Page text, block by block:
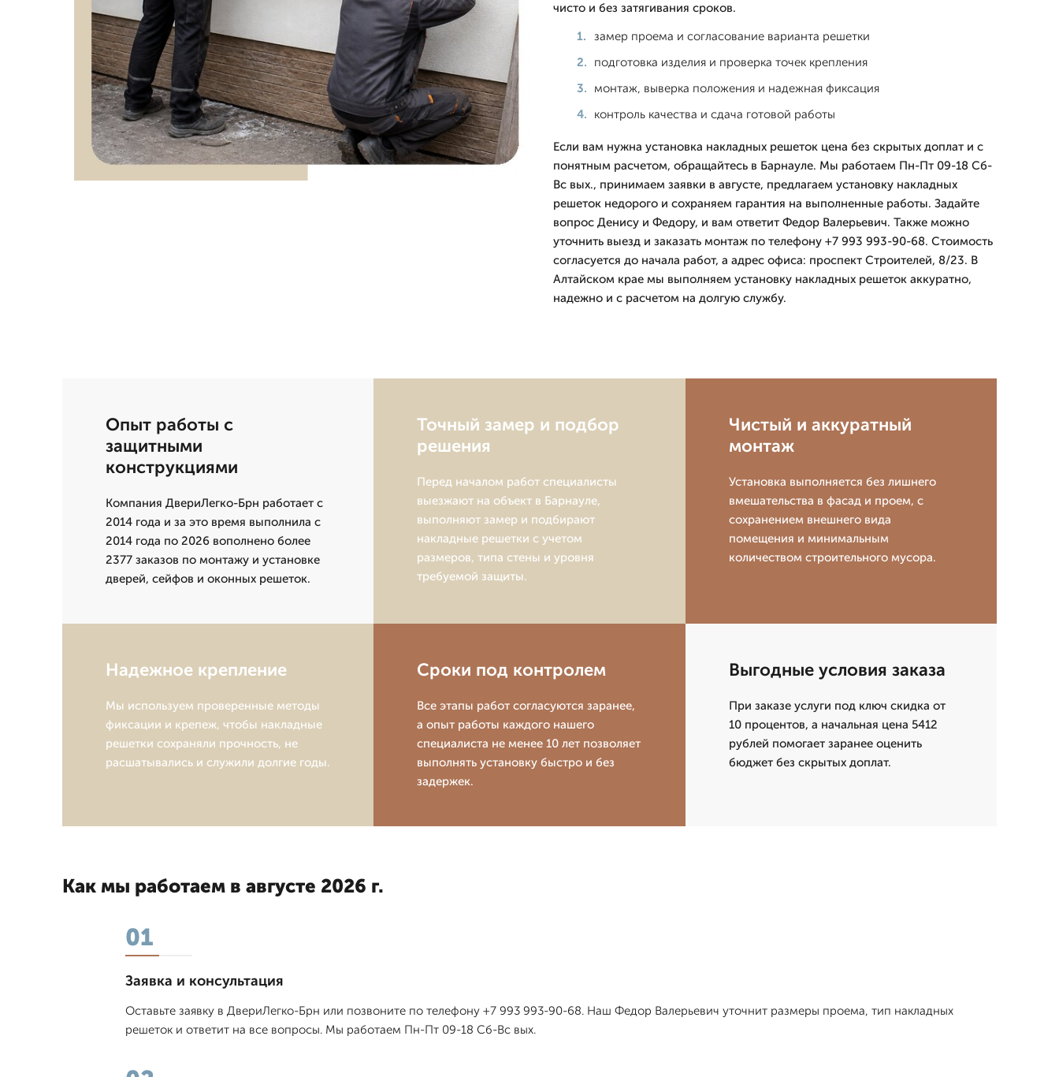
чисто и без затягивания сроков.
замер проема и согласование варианта решетки
подготовка изделия и проверка точек крепления
монтаж, выверка положения и надежная фиксация
контроль качества и сдача готовой работы
Если вам нужна установка накладных решеток цена без скрытых доплат и с
понятным расчетом, обращайтесь в Барнауле. Мы работаем Пн-Пт 09-18 Сб-
Вс вых., принимаем заявки в августе, предлагаем установку накладных
решеток недорого и сохраняем гарантия на выполненные работы. Задайте
вопрос Денису и Федору, и вам ответит Федор Валерьевич. Также можно
уточнить выезд и заказать монтаж по телефону +7 993 993-90-68. Стоимость
согласуется до начала работ, а адрес офиса: проспект Строителей, 8/23. В
Алтайском крае мы выполняем установку накладных решеток аккуратно,
надежно и с расчетом на долгую службу.
Опыт работы с
защитными
конструкциями
Компания ДвериЛегко-Брн работает с
2014 года и за это время выполнила с
2014 года по 2026 вополнено более
2377 заказов по монтажу и установке
дверей, сейфов и оконных решеток.
Точный замер и подбор
решения
Перед началом работ специалисты
выезжают на объект в Барнауле,
выполняют замер и подбирают
накладные решетки с учетом
размеров, типа стены и уровня
требуемой защиты.
Чистый и аккуратный
монтаж
Установка выполняется без лишнего
вмешательства в фасад и проем, с
сохранением внешнего вида
помещения и минимальным
количеством строительного мусора.
Надежное крепление
Мы используем проверенные методы
фиксации и крепеж, чтобы накладные
решетки сохраняли прочность, не
расшатывались и служили долгие годы.
Сроки под контролем
Все этапы работ согласуются заранее,
а опыт работы каждого нашего
специалиста не менее 10 лет позволяет
выполнять установку быстро и без
задержек.
Выгодные условия заказа
При заказе услуги под ключ скидка от
10 процентов, а начальная цена 5412
рублей помогает заранее оценить
бюджет без скрытых доплат.
Как мы работаем в августе 2026 г.
01
Заявка и консультация
Оставьте заявку в ДвериЛегко-Брн или позвоните по телефону +7 993 993-90-68. Наш Федор Валерьевич уточнит размеры проема, тип накладных
решеток и ответит на все вопросы. Мы работаем Пн-Пт 09-18 Сб-Вс вых.